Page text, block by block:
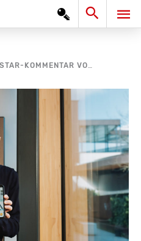
Search
ONLINE SKISPRUNG GAME MIT STAR-KOMMENTAR VON ANDI GOLDBERGER GESTARTET